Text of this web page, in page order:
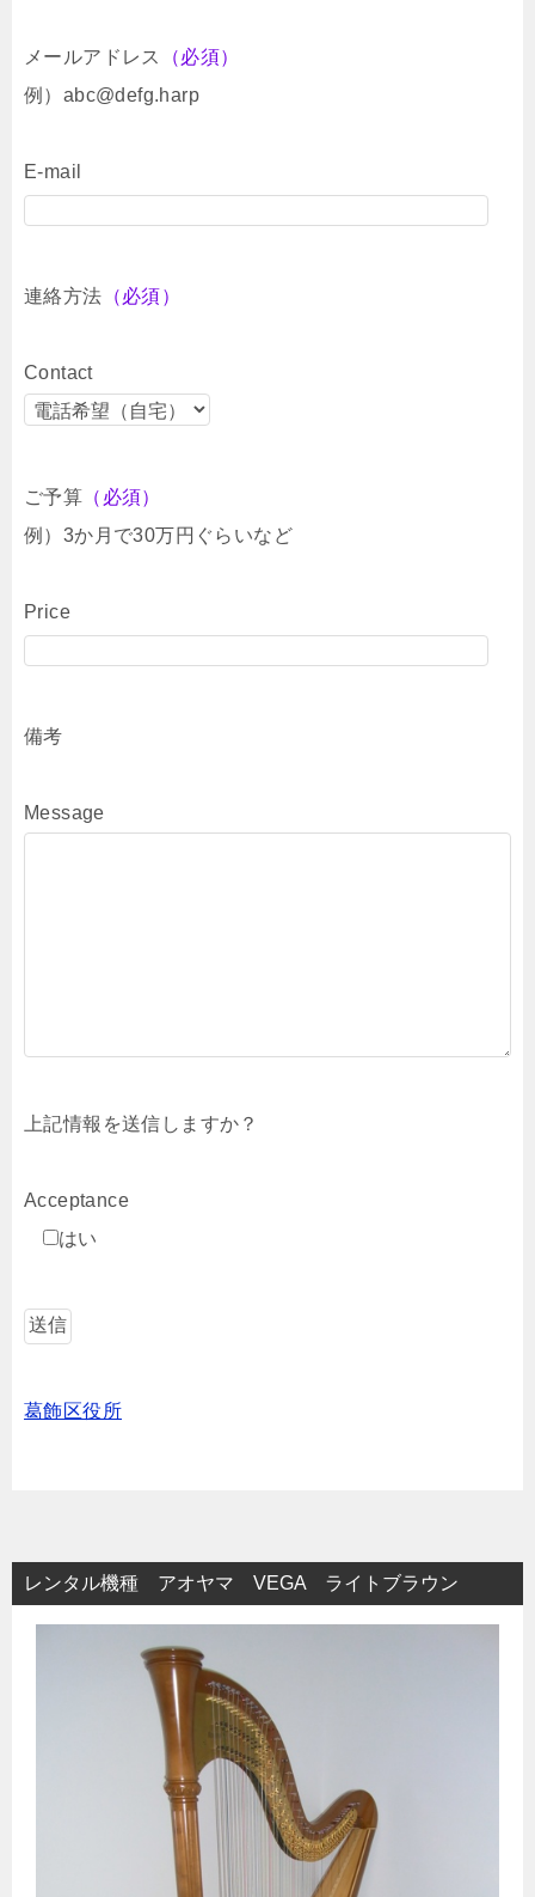
メールアドレス
（必須）
例）abc@defg.harp
E-mail
連絡方法 （必須）
Contact
ご予算 （必須）
例）3か月で30万円ぐらいなど
Price
備考
Message
上記情報を送信しますか？
Acceptance
はい
葛飾区役所
レンタル機種 アオヤマ VEGA ライトブラウン